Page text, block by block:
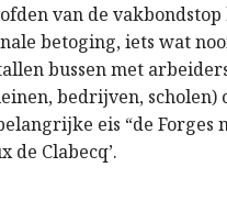
van de
betoging, iets wat
bussen met
bedrijven, scholen)
eis “de Forges
de Clabecq’.